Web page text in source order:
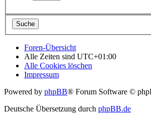
Foren-Übersicht
Alle Zeiten sind UTC+01:00
Alle Cookies löschen
Impressum
Powered by phpBB® Forum Software ©
Deutsche Übersetzung durch phpBB.de